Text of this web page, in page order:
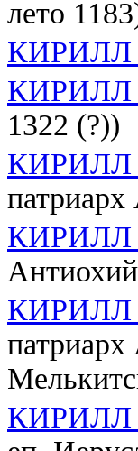
лето
КИРИЛЛ
КИРИЛЛ
1322 (?))
КИРИЛЛ
КИРИЛЛ
КИРИЛЛ
КИРИЛЛ